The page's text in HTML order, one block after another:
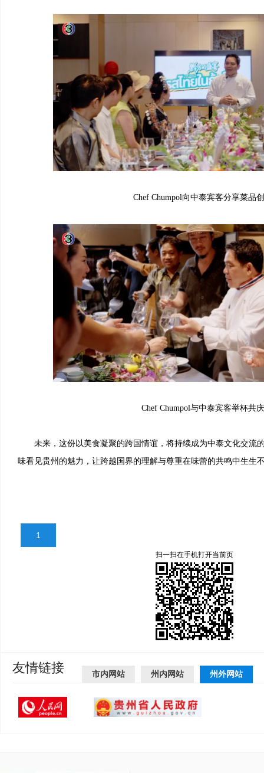
Chef Chumpol向中泰宾客分享菜品
Chef Chumpol与中泰宾客举杯共庆
未来，这份以美食凝聚的跨国情谊，将持续成为中泰文化交流
味看见贵州的魅力，让跨越国界的理解与尊重在味蕾的共鸣中生生
1
扫一扫在手机打开当前页
友情链接 市内网站 州内网站 州外网站